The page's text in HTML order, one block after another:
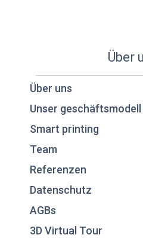
Über
Über uns
Unser geschäftsmodell
Smart printing
Team
Referenzen
Datenschutz
AGBs
3D Virtual Tour